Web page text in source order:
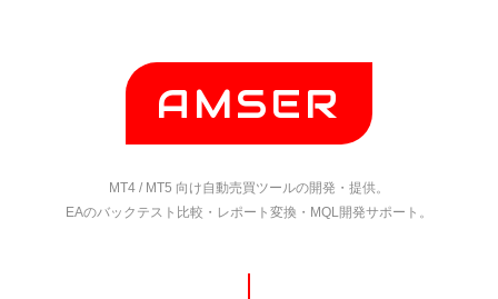
AMSER
MT4 / MT5 向け自動売買ツールの開発・提供。
EAのバックテスト比較・レポート変換・MQL開発サポート。